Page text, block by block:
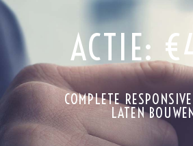
ACTIE:
COMPLETE
LATEN